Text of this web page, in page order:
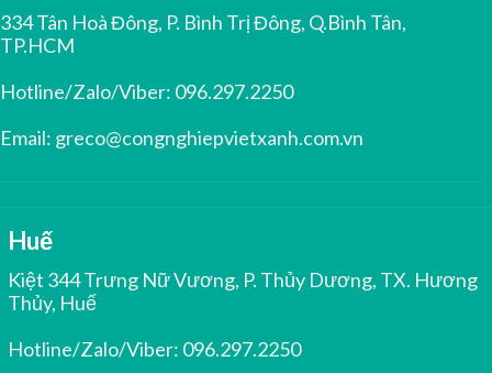
334 Tân Hoà Đông, P. Bình Trị Đông, Q.Bình Tân,
TP.HCM
Hotline/Zalo/Viber: 096.297.2250
Email: greco@congnghiepvietxanh.com.vn
Huế
Kiệt 344 Trưng Nữ Vương, P. Thủy Dương, TX. Hương
Thủy, Huế
Hotline/Zalo/Viber: 096.297.2250